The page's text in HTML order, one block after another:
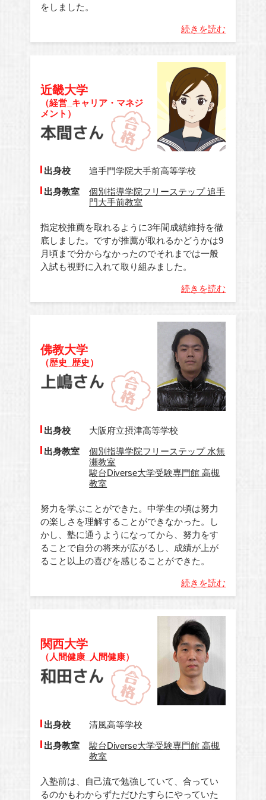
をしました。
続きを読む
近畿大学
（経営_キャリア・マネジ
メント）
出身校 追手門学院大手前高等学校
出身教室
個別指導学院フリーステップ 追手
門大手前教室
指定校推薦を取れるように3年間成績維持を徹
底しました。ですが推薦が取れるかどうかは9
月頃まで分からなかったのでそれまでは一般
入試も視野に入れて取り組みました。
続きを読む
佛教大学
（歴史_歴史）
出身校 大阪府立摂津高等学校
出身教室
個別指導学院フリーステップ 水無
瀬教室
駿台Diverse大学受験専門館 高槻
教室
努力を学ぶことができた。中学生の頃は努力
の楽しさを理解することができなかった。し
かし、塾に通うようになってから、努力をす
ることで自分の将来が広がるし、成績が上が
ること以上の喜びを感じることができた。
続きを読む
関西大学
（人間健康_人間健康）
出身校 清風高等学校
出身教室
駿台Diverse大学受験専門館 高槻
教室
入塾前は、自己流で勉強していて、合ってい
るのかもわからずただひたすらにやっていた